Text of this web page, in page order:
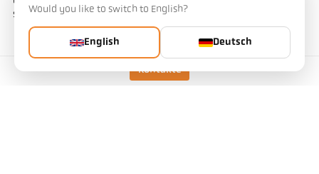
Kontakte
sich mit dem Panorama-Pyrometer wesentlich einfacher lösen.
Would you like to switch to English?
English Deutsch